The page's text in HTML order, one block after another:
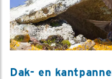
Dak- en